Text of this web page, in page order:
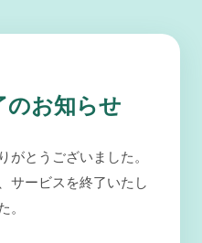
のお知らせ
がとうございました。
サービスを終了いたし
。